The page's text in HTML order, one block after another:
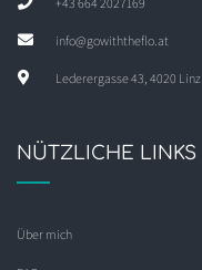
info@gowiththeflo.at
Lederergasse 43, 4020 Linz
NÜTZLICHE LINKS
Über mich